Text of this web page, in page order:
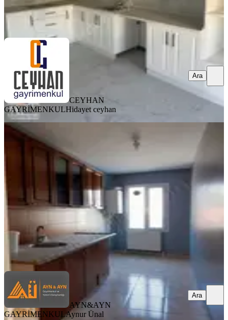
CEYHAN GAYRİMENKUL Hidayet ceyhan
CEYHAN
GAYRİMENKULHidayet ceyhan
Ara
BALKONLU
Akhisar, Paşa Mahallesi
2+1· 80 m²·1. Kat·06.08.2026
17.000 ₺
AYN&AYN GAYRİMENKULAynur Ünal
Ara
AYN&AYN
GAYRİMENKULAynur Ünal
Ara